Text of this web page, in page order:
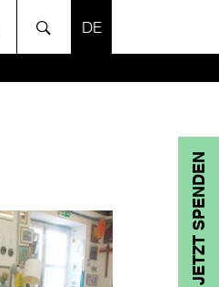
SPRACHE
JETZT SPENDEN